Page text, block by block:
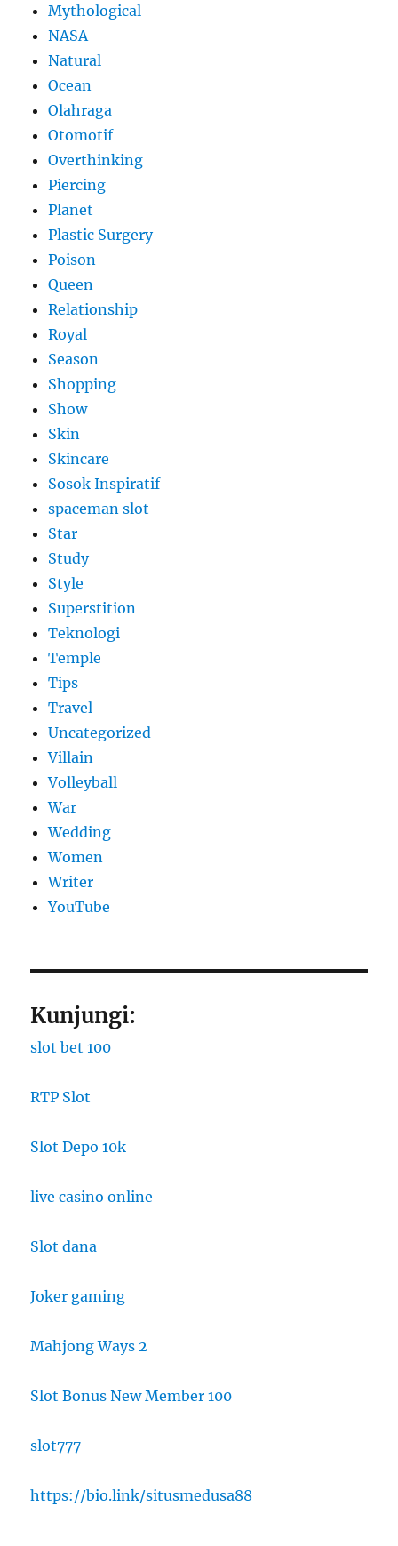
Mythological
NASA
Natural
Ocean
Olahraga
Otomotif
Overthinking
Piercing
Planet
Plastic Surgery
Poison
Queen
Relationship
Royal
Season
Shopping
Show
Skin
Skincare
Sosok Inspiratif
spaceman slot
Star
Study
Style
Superstition
Teknologi
Temple
Tips
Travel
Uncategorized
Villain
Volleyball
War
Wedding
Women
Writer
YouTube
Kunjungi:
slot bet 100
RTP Slot
Slot Depo 10k
live casino online
Slot dana
Joker gaming
Mahjong Ways 2
Slot Bonus New Member 100
slot777
https://bio.link/situsmedusa88